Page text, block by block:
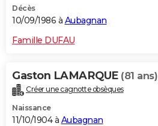
Décès
10/09/1986 à Aubagnan
Famille DUFAU
Gaston LAMARQUE (81 ans)
Créer une cagnotte obsèques
Naissance
11/10/1904 à Aubagnan